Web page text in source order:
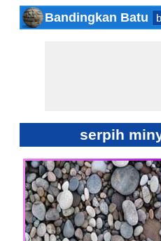
Bandingkan Batu
serpih